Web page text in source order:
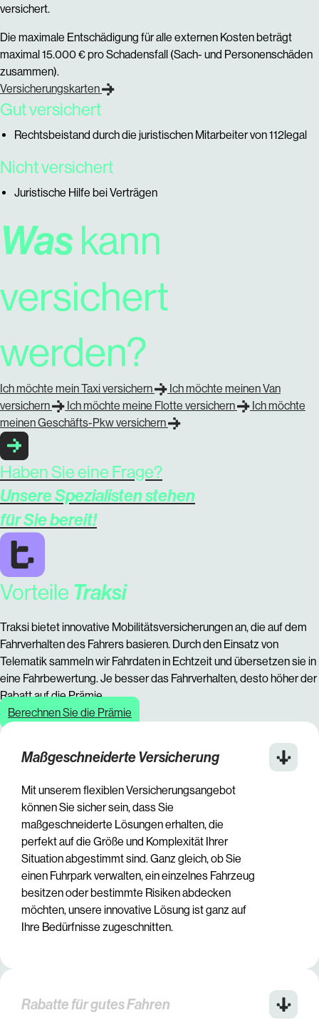
versichert.
Die maximale Entschädigung für alle externen Kosten beträgt
maximal 15.000 € pro Schadensfall (Sach- und Personenschäden
zusammen).
Versicherungskarten
Gut versichert
Rechtsbeistand durch die juristischen Mitarbeiter von 112legal
Nicht versichert
Juristische Hilfe bei Verträgen
Was kann
versichert
werden?
Ich möchte mein Taxi versichern
Ich möchte meinen Van
versichern
Ich möchte meine Flotte versichern
Ich möchte
meinen Geschäfts-Pkw versichern
Haben Sie eine Frage?
Unsere Spezialisten stehen
für Sie bereit!
Vorteile Traksi
Traksi bietet innovative Mobilitätsversicherungen an, die auf dem
Fahrverhalten des Fahrers basieren. Durch den Einsatz von
Telematik sammeln wir Fahrdaten in Echtzeit und übersetzen sie in
eine Fahrbewertung. Je besser das Fahrverhalten, desto höher der
Rabatt auf die Prämie.
Berechnen Sie die Prämie
Maßgeschneiderte Versicherung
Mit unserem flexiblen Versicherungsangebot
können Sie sicher sein, dass Sie
maßgeschneiderte Lösungen erhalten, die
perfekt auf die Größe und Komplexität Ihrer
Situation abgestimmt sind. Ganz gleich, ob Sie
einen Fuhrpark verwalten, ein einzelnes Fahrzeug
besitzen oder bestimmte Risiken abdecken
möchten, unsere innovative Lösung ist ganz auf
Ihre Bedürfnisse zugeschnitten.
Rabatte für gutes Fahren